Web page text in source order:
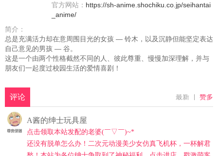
官方网站： https://sh-anime.shochiku.co.jp/seihantai
_anime/
简介：
总是充满活力却在意周围目光的女孩 — 铃木，以及沉静但能坚定表达
自己意见的男孩 — 谷。
这是一个由两个性格截然不同的人、彼此尊重、慢慢加深理解，并与
朋友们一起度过校园生活的爱情喜剧！